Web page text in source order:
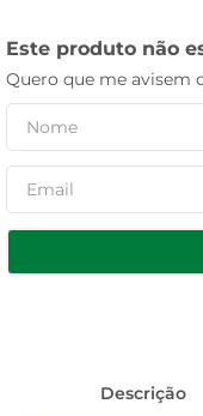
Este produto não
Quero que me avisem
Descrição